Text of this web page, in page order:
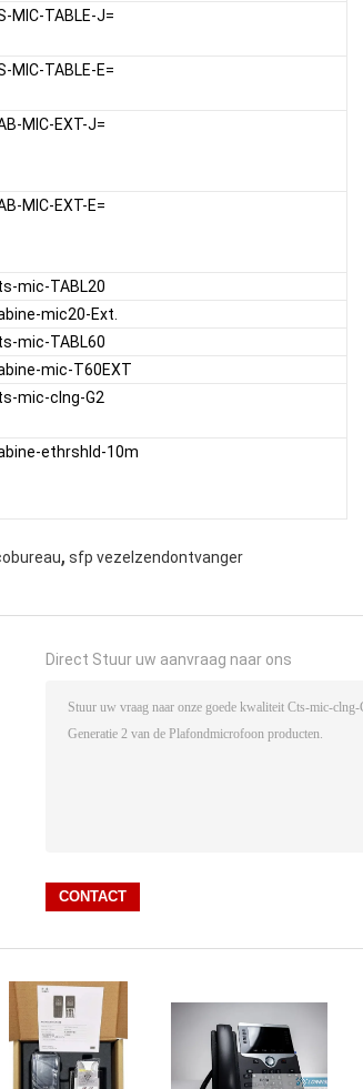
MIC-TABLE-J=
MIC-TABLE-E=
MIC-EXT-J=
MIC-EXT-E=
mic-TABL20
mic20-Ext.
mic-TABL60
mic-T60EXT
mic-clng-G2
ethrshld-10m
, sfp vezelzendontvanger
Direct Stuur uw aanvraag naar ons